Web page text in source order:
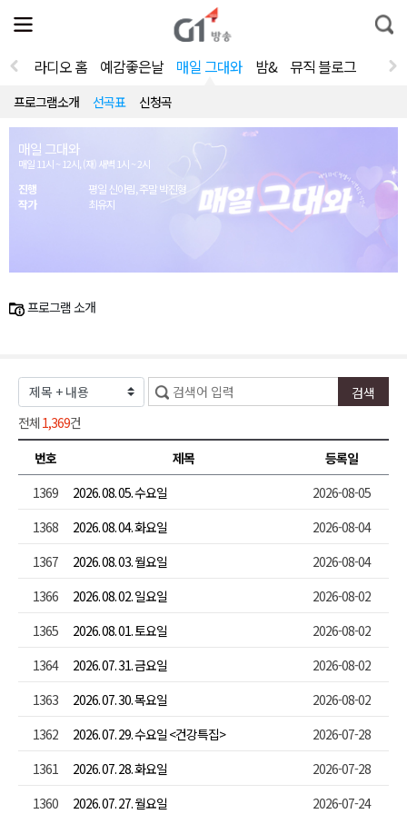
전
체
뉴
열
통
합
라디오 홈 예감좋은날 매일 그대와 밤& 뮤직 블로그
프로그램소개 선곡표 신청곡
매일 그대와
매일 11시 ~ 12시, (재) 새벽 1시 ~ 2시
진행
평일 신아림, 주말 박진형
작가
최유지
프로그램 소개
전체 1,369건
번호
제목
등록일
1369
2026. 08. 05. 수요일
2026-08-05
1368
2026. 08. 04. 화요일
2026-08-04
1367
2026. 08. 03. 월요일
2026-08-04
1366
2026. 08. 02. 일요일
2026-08-02
1365
2026. 08. 01. 토요일
2026-08-02
1364
2026. 07. 31. 금요일
2026-08-02
1363
2026. 07. 30. 목요일
2026-08-02
1362
2026. 07. 29. 수요일 <건강특집>
2026-07-28
1361
2026. 07. 28. 화요일
2026-07-28
1360
2026. 07. 27. 월요일 2026-07-24